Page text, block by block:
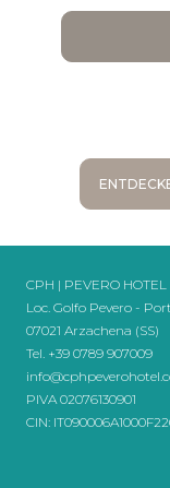
CPH | PEVERO HOTEL
Loc. Golfo Pevero -
07021 Arzachena (SS)
Tel. +39 0789 907009
PIVA 02076130901
CIN: